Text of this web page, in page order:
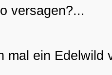
versagen?...
mal ein